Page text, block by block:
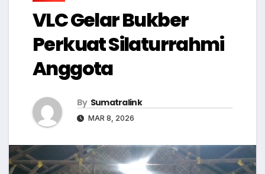
VLC Gelar Bukber
Perkuat Silaturrahmi
Anggota
By Sumatralink
MAR 8, 2026